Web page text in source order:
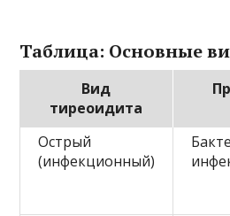
Таблица: Основные
Вид
тиреоидита
Острый
(инфекционный)